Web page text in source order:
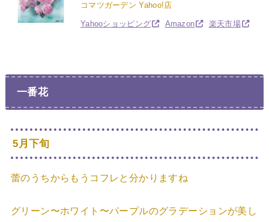
コマツガーデン Yahoo!店
Yahooショッピング Amazon 楽天市場
一番花
5月下旬
蕾のうちからもうコフレと分かりますね
グリーン〜ホワイト〜パープルのグラデーションが美し